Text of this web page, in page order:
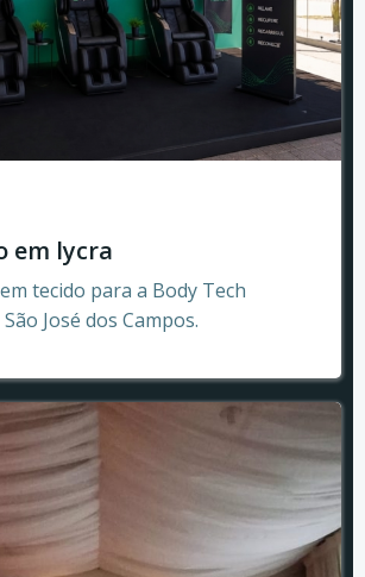
em lycra
tecido para a Body Tech
José dos Campos.